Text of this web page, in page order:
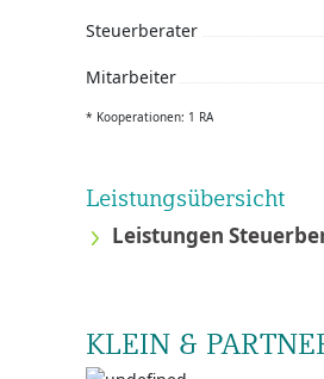
Steuerberater
Mitarbeiter
* Kooperationen: 1 RA
Leistungsübersicht
Leistungen
KLEIN &